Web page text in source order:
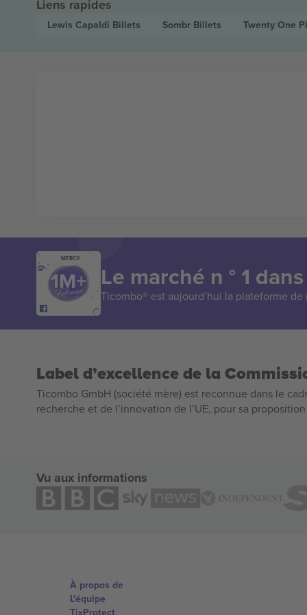
Liens rapides
Lewis Capaldi Billets Sombr Billets Twenty One
MERCI!
Le marché n ° 1
Ticombo® est aujourd’hui la plateforme
Label d’excellence de la
Ticombo GmbH (société mère) est reconnue dans le
recherche et de l’innovation de l’UE, pour sa
Vu aux informations
À propos de
L'équipe
TixProtect